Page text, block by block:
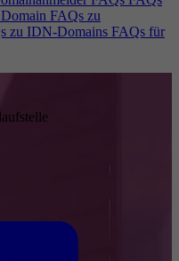
FAQs zu
zu IDN-Domains FAQs für